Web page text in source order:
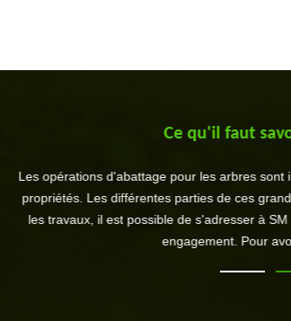
Ce qu'il faut savoir sur les
pour les arbres sont indispensables. En
parties de ces grands végétaux
possible de s'adresser à SM Pro Jardin qui a
engagement. Pour avoir les